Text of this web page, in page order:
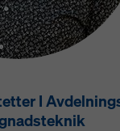
I